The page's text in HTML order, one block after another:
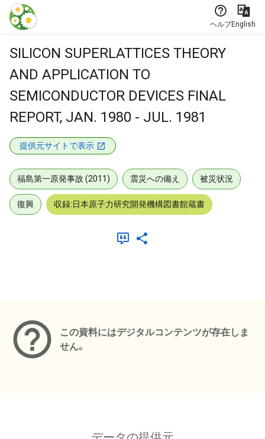
本文に飛ぶ
ヘルプEnglish
SILICON SUPERLATTICES THEORY
AND APPLICATION TO
SEMICONDUCTOR DEVICES FINAL
REPORT, JAN. 1980 - JUL. 1981
提供元サイトで表示
福島第一原発事故 (2011) 震災への備え 被災状況
復興 収録:日本原子力研究開発機構図書館蔵書
この資料にはデジタルコンテンツが存在しま
せん。